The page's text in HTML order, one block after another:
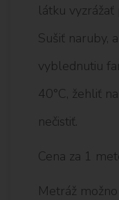
látku
Sušiť naruby,
vyblednutiu
40°C, žehliť
nečistiť.
Cena za 1
Metráž